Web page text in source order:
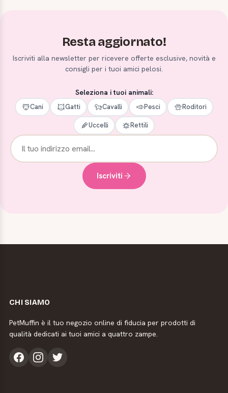
Resta aggiornato!
Iscriviti alla newsletter per ricevere offerte esclusive, novità e
consigli per i tuoi amici pelosi.
Seleziona i tuoi animali:
Cani Gatti Cavalli Pesci Roditori
Uccelli Rettili
Iscriviti
CHI SIAMO
PetMuffin è il tuo negozio online di fiducia per prodotti di
qualità dedicati ai tuoi amici a quattro zampe.